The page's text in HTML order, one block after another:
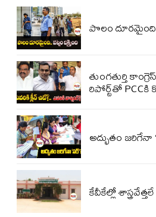
పొలం
తుంగతుర్తి
రిపోర్ట్‌తో PCCకి
అద్భుతం జరిగేనా
కేవీకేల్లో